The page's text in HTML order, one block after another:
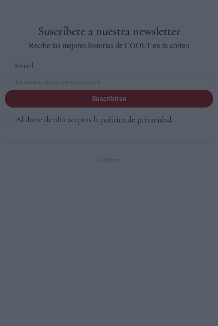
Suscríbete a nuestra newsletter
Recibe las mejores historias de COOLT en tu correo
Email
Suscribirse
Al darte de alta aceptas la política de privacidad.